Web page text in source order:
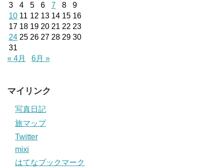
3
4 5 6 7 8
9
10 11 12 13 14 15 16
17 18 19 20 21 22 23
24 25 26 27 28 29 30
31
« 4月
6月 »
マイリンク
写真日記
旅マップ
Twitter
mixi
はてなブックマーク